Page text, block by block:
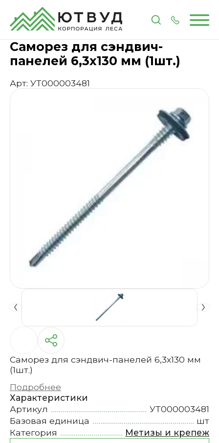
ГлавнаяКаталогМетизы и крепеж Саморез
Саморез для сэндвич-
панелей 6,3х130 мм (1шт.)
Арт: УТ000003481
Саморез для сэндвич-панелей 6,3х130 мм
(1шт.)
Подробнее
Характеристики
Артикул
УТ000003481
Базовая единица
шт
Категория
Метизы и крепеж